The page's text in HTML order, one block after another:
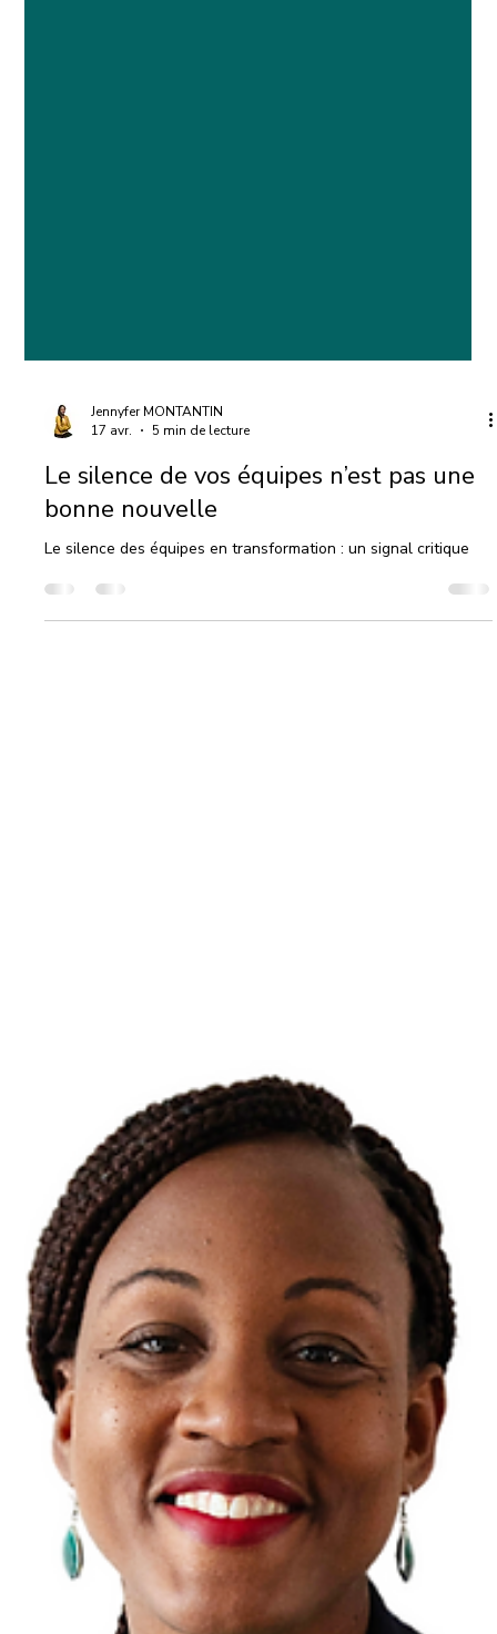
Jennyfer MONTANTIN
17 avr.
5 min de lecture
Le silence de vos équipes n’est pas une
bonne nouvelle
Le silence des équipes en transformation : un signal critique